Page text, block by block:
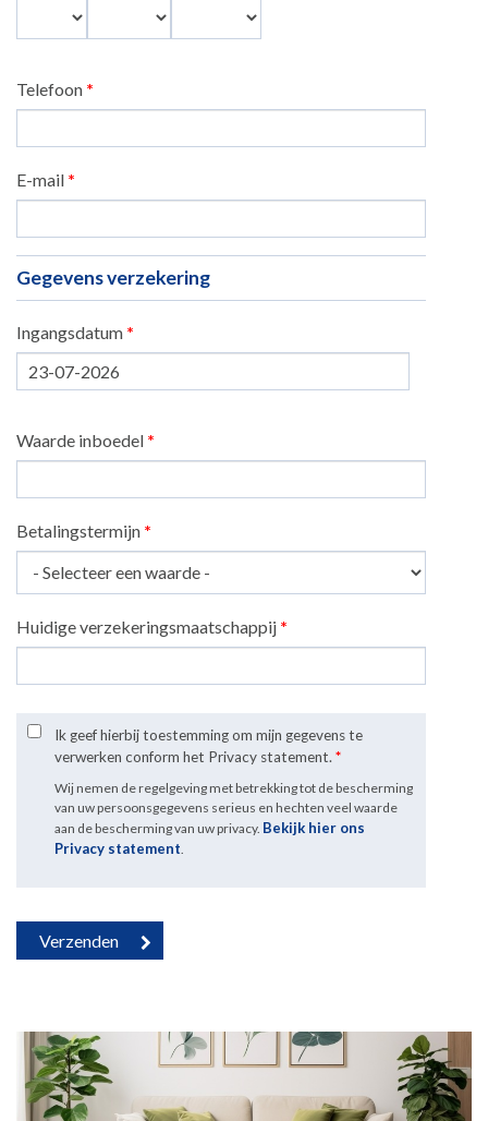
Telefoon *
E-mail *
Gegevens verzekering
Ingangsdatum *
Datum
Waarde inboedel *
Betalingstermijn *
Huidige verzekeringsmaatschappij *
Ik geef hierbij toestemming om mijn gegevens te
verwerken conform het Privacy statement. *
Wij nemen de regelgeving met betrekking tot de bescherming
van uw persoonsgegevens serieus en hechten veel waarde
aan de bescherming van uw privacy. Bekijk hier ons
Privacy statement